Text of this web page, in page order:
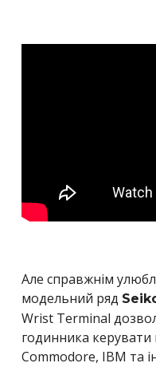
Але справжнім
модельний ряд
Wrist Terminal
годинника
Commodore, IBM та